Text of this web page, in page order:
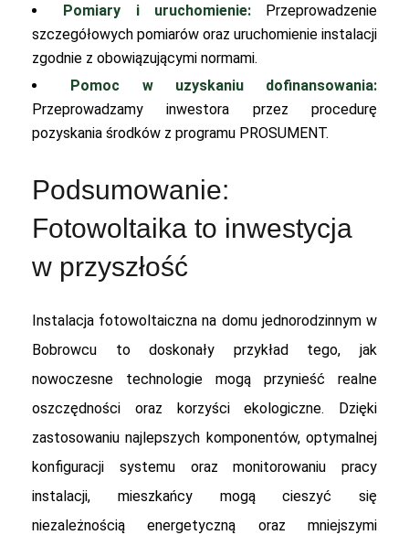
Pomiary i uruchomienie:Przeprowadzenie
szczegółowych pomiarów oraz uruchomienie instalacji
zgodnie z obowiązującymi normami.
Pomoc w uzyskaniu dofinansowania:
Przeprowadzamy inwestora przez procedurę
pozyskania środków z programu PROSUMENT.
Podsumowanie:
Fotowoltaika to inwestycja
w przyszłość
Instalacja fotowoltaiczna na domu jednorodzinnym w
Bobrowcu to doskonały przykład tego, jak
nowoczesne technologie mogą przynieść realne
oszczędności oraz korzyści ekologiczne. Dzięki
zastosowaniu najlepszych komponentów, optymalnej
konfiguracji systemu oraz monitorowaniu pracy
instalacji, mieszkańcy mogą cieszyć się
niezależnością energetyczną oraz mniejszymi